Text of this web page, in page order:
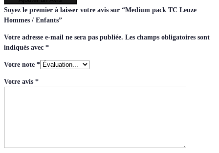
Soyez le premier à laisser votre avis sur “Medium pack TC Leuze
Hommes / Enfants”
Votre adresse e-mail ne sera pas publiée. Les champs obligatoires sont
indiqués avec *
Votre note *
Votre avis *